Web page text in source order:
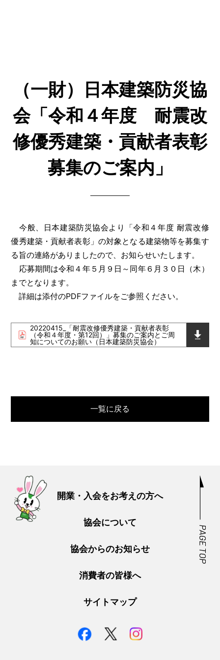
（一財）日本建築防災協
会「令和４年度 耐震改
修優秀建築・貢献者表彰
募集のご案内」
今般、日本建築防災協会より「令和４年度 耐震改修
優秀建築・貢献者表彰」の対象となる建築物等を募集す
る旨の連絡がありましたので、お知らせいたします。
応募期間は令和４年５月９日～同年６月３０日（木）
までとなります。
詳細は添付のPDFファイルをご参照ください。
20220415_「耐震改修優秀建築・貢献者表彰
（令和４年度・第12回）」募集のご案内とご周
知についてのお願い（日本建築防災協会）
一覧に戻る
開業・入会をお考えの方へ
協会について
協会からのお知らせ
消費者の皆様へ
サイトマップ